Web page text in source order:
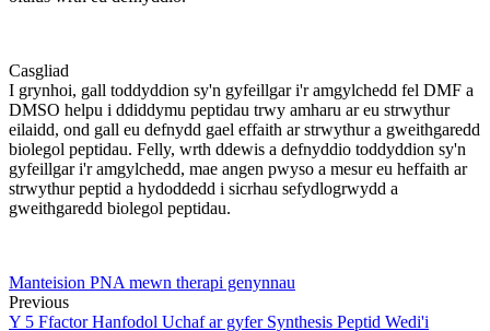
Casgliad
I grynhoi, gall toddyddion sy'n gyfeillgar i'r amgylchedd fel DMF a
DMSO helpu i ddiddymu peptidau trwy amharu ar eu strwythur
eilaidd, ond gall eu defnydd gael effaith ar strwythur a gweithgaredd
biolegol peptidau. Felly, wrth ddewis a defnyddio toddyddion sy'n
gyfeillgar i'r amgylchedd, mae angen pwyso a mesur eu heffaith ar
strwythur peptid a hydoddedd i sicrhau sefydlogrwydd a
gweithgaredd biolegol peptidau.
Manteision PNA mewn therapi genynnau
Previous
Y 5 Ffactor Hanfodol Uchaf ar gyfer Synthesis Peptid Wedi'i